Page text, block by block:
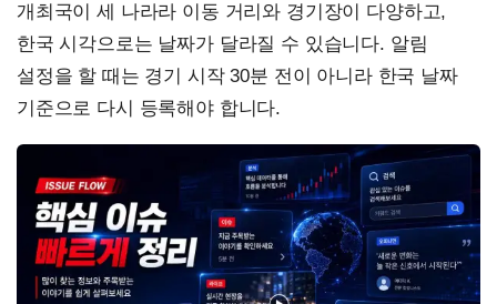
개최국이 세 나라라 이동 거리와 경기장이 다양하고,
한국 시각으로는 날짜가 달라질 수 있습니다. 알림
설정을 할 때는 경기 시작 30분 전이 아니라 한국 날짜
기준으로 다시 등록해야 합니다.